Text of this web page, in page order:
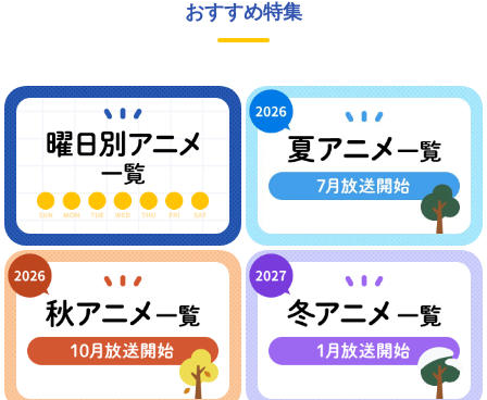
おすすめ特集